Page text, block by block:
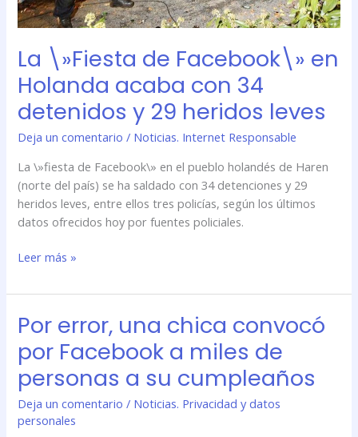
La \»Fiesta de Facebook\» en
Holanda acaba con 34
detenidos y 29 heridos leves
Deja un comentario / Noticias. Internet Responsable
La \»fiesta de Facebook\» en el pueblo holandés de Haren
(norte del país) se ha saldado con 34 detenciones y 29
heridos leves, entre ellos tres policías, según los últimos
datos ofrecidos hoy por fuentes policiales.
y
29
heridos
leves
Leer más »
Por error, una chica convocó
por Facebook a miles de
personas a su cumpleaños
Deja un comentario / Noticias. Privacidad y datos
personales
Por
error,
una
chica
convocó
por
Facebook